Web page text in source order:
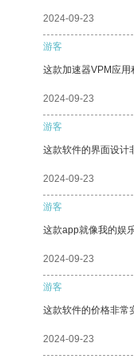
2024-09-23
游客
这款加速器VPM应用
2024-09-23
游客
这款软件的界面设计
2024-09-23
游客
这款app就像我的娱
2024-09-23
游客
这款软件的价格非常
2024-09-23